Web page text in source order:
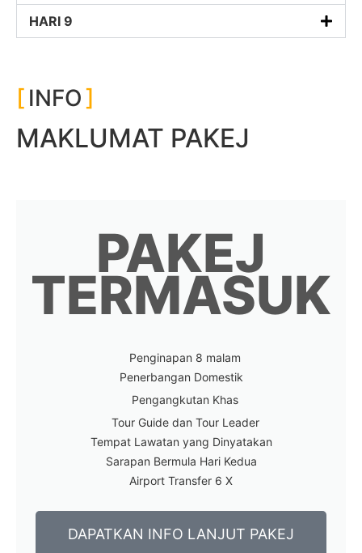
HARI 9
INFO
MAKLUMAT PAKEJ
PAKEJ
TERMASUK
Penginapan 8 malam
Penerbangan Domestik
Pengangkutan Khas
Tour Guide dan Tour Leader
Tempat Lawatan yang Dinyatakan
Sarapan Bermula Hari Kedua
Airport Transfer 6 X
DAPATKAN INFO LANJUT PAKEJ